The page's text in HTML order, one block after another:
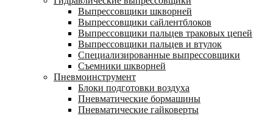
Выпрессовщики шкворней
Выпрессовщики сайлентблоков
Выпрессовщики пальцев траковых цепей
Выпрессовщики пальцев и втулок
Специализированные выпрессовщики
Cъемники шкворней
Пневмоинструмент
Блоки подготовки воздуха
Пневматические бормашины
Пневматические гайковерты